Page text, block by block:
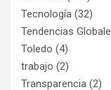
Tecnología (32)
Tendencias
Toledo (4)
trabajo (2)
Transparencia (2)